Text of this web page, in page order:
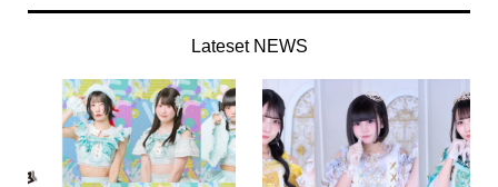
Lateset NEWS